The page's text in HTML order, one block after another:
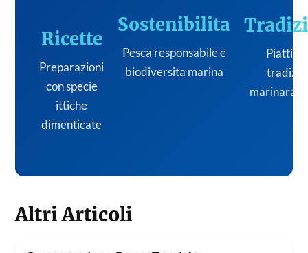
Ricette
Preparazioni
con specie
ittiche
dimenticate
Sostenibilita
Pesca responsabile e
biodiversita marina
Piatti
marinara
Altri Articoli